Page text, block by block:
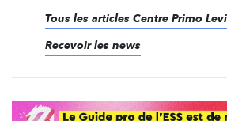
Tous les articles Centre Primo Levi
Recevoir les news